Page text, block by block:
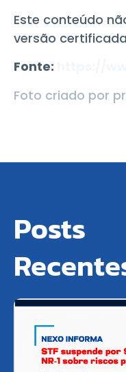
Este conteúdo
versão
Fonte:
Foto criado por
Posts